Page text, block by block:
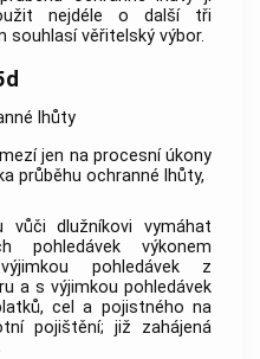
nejdéle o další tři
souhlasí věřitelský výbor.
lhůty
jen na procesní úkony
průběhu ochranné lhůty,
vůči dlužníkovi vymáhat
pohledávek výkonem
pohledávek z
a s výjimkou pohledávek
cel a pojistného na
pojištění; již zahájená